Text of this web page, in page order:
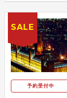
予約受付中
SALE